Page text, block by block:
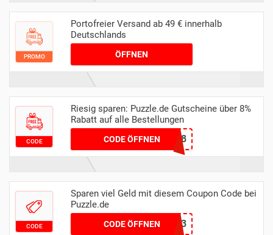
PROMO
Portofreier Versand ab 49 € innerhalb
Deutschlands
ÖFFNEN
CODE
Riesig sparen: Puzzle.de Gutscheine über 8%
Rabatt auf alle Bestellungen
CODE ÖFFNEN
2024PUZZLE8
CODE
Sparen viel Geld mit diesem Coupon Code bei
Puzzle.de
CODE ÖFFNENPUZND23